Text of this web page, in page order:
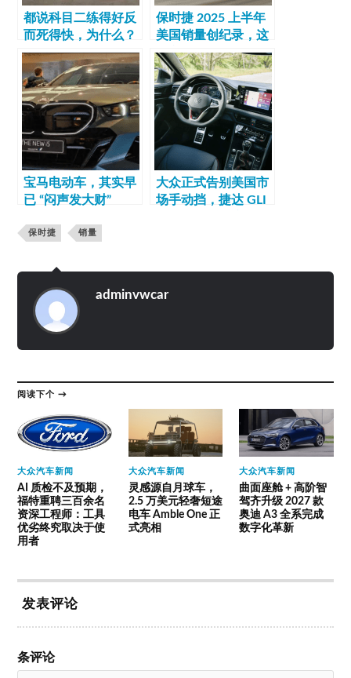
都说科目二练得好反
而死得快，为什么？
保时捷 2025 上半年
美国销量创纪录，这
些车型卖得最火
宝马电动车，其实早
已 “闷声发大财”
大众正式告别美国市
场手动挡，捷达 GLI
保时捷 销量
adminvwcar
阅读下个 →
大众汽车新闻
AI 质检不及预期，
福特重聘三百余名
资深工程师：工具
优劣终究取决于使
用者
大众汽车新闻
灵感源自月球车，
2.5 万美元轻奢短途
电车 Amble One 正
式亮相
大众汽车新闻
曲面座舱 + 高阶智
驾齐升级 2027 款
奥迪 A3 全系完成
数字化革新
发表评论
条评论